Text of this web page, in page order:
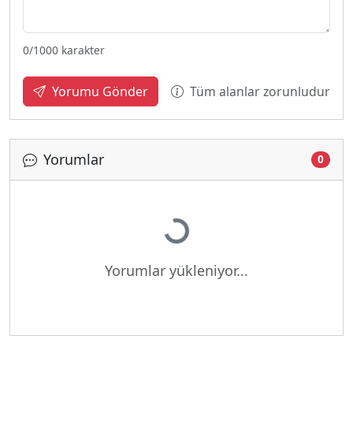
0/1000 karakter
Yorumu Gönder Tüm alanlar zorunludur
Yorumlar 0
Yükleniyor...
Yorumlar yükleniyor...